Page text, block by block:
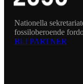
Nationella
fossiloberoende
BLI PARTNER